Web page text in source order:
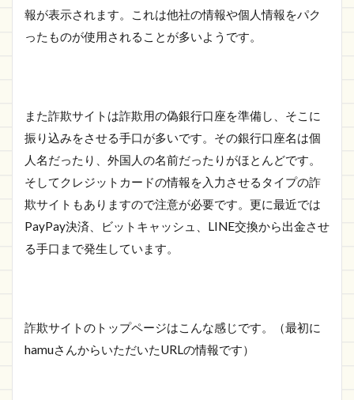
報が表示されます。これは他社の情報や個人情報をパク
ったものが使用されることが多いようです。
また詐欺サイトは詐欺用の偽銀行口座を準備し、そこに
振り込みをさせる手口が多いです。その銀行口座名は個
人名だったり、外国人の名前だったりがほとんどです。
そしてクレジットカードの情報を入力させるタイプの詐
欺サイトもありますので注意が必要です。更に最近では
PayPay決済、ビットキャッシュ、LINE交換から出金させ
る手口まで発生しています。
詐欺サイトのトップページはこんな感じです。（最初に
hamuさんからいただいたURLの情報です）